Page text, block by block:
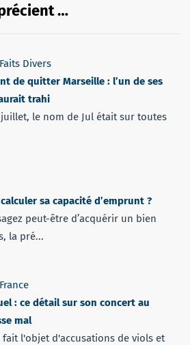
…
Faits Divers
de quitter Marseille : l’un de ses
trahi
le nom de Jul était sur toutes
sa capacité d’emprunt ?
peut-être d’acquérir un bien
la pré...
France
: ce détail sur son concert au
mal
l'objet d'accusations de viols et